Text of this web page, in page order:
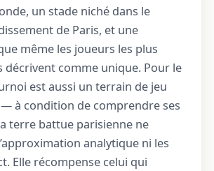
un stade niché dans le
de Paris, et une
même les joueurs les plus
décrivent comme unique. Pour le
est aussi un terrain de jeu
à condition de comprendre ses
terre battue parisienne ne
analytique ni les
Elle récompense celui qui